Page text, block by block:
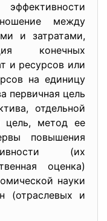
между
и затратами,
конечных
и ресурсов или
на единицу
первичная цель
отдельной
цель, метод ее
повышения
(их
оценка)
науки
(отраслевых и